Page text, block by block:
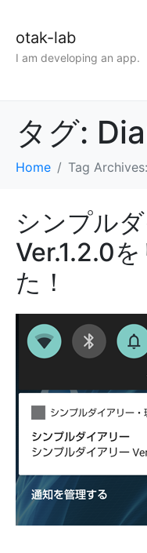
otak-lab
I am developing an app.
タグ:
Home Tag
シンプル
Ver.1.2.0
た！